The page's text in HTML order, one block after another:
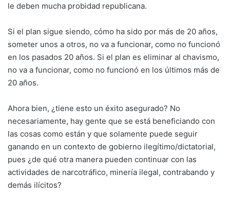
le deben mucha probidad republicana.
Si el plan sigue siendo, cómo ha sido por más de 20 años,
someter unos a otros, no va a funcionar, como no funcionó
en los pasados 20 años. Si el plan es eliminar al chavismo,
no va a funcionar, como no funcionó en los últimos más de
20 años.
Ahora bien, ¿tiene esto un éxito asegurado? No
necesariamente, hay gente que se está beneficiando con
las cosas como están y que solamente puede seguir
ganando en un contexto de gobierno ilegítimo/dictatorial,
pues ¿de qué otra manera pueden continuar con las
actividades de narcotráfico, minería ilegal, contrabando y
demás ilícitos?